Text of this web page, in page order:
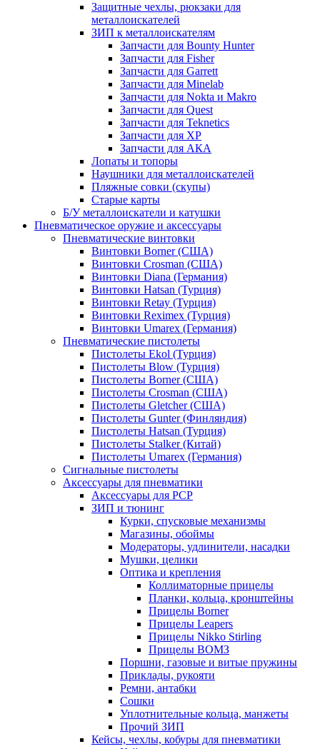
Защитные чехлы, рюкзаки для
металлоискателей
ЗИП к металлоискателям
Запчасти для Bounty Hunter
Запчасти для Fisher
Запчасти для Garrett
Запчасти для Minelab
Запчасти для Nokta и Makro
Запчасти для Quest
Запчасти для Teknetics
Запчасти для XP
Запчасти для АКА
Лопаты и топоры
Наушники для металлоискателей
Пляжные совки (скупы)
Старые карты
Б/У металлоискатели и катушки
Пневматическое оружие и аксессуары
Пневматические винтовки
Винтовки Borner (США)
Винтовки Crosman (США)
Винтовки Diana (Германия)
Винтовки Hatsan (Турция)
Винтовки Retay (Турция)
Винтовки Reximex (Турция)
Винтовки Umarex (Германия)
Пневматические пистолеты
Пистолеты Ekol (Турция)
Пистолеты Blow (Турция)
Пистолеты Borner (США)
Пистолеты Crosman (США)
Пистолеты Gletcher (США)
Пистолеты Gunter (Финляндия)
Пистолеты Hatsan (Турция)
Пистолеты Stalker (Китай)
Пистолеты Umarex (Германия)
Сигнальные пистолеты
Аксессуары для пневматики
Аксессуары для PCP
ЗИП и тюнинг
Курки, спусковые механизмы
Магазины, обоймы
Модераторы, удлинители, насадки
Мушки, целики
Оптика и крепления
Коллиматорные прицелы
Планки, кольца, кронштейны
Прицелы Borner
Прицелы Leapers
Прицелы Nikko Stirling
Прицелы ВОМЗ
Поршни, газовые и витые пружины
Приклады, рукояти
Ремни, антабки
Сошки
Уплотнительные кольца, манжеты
Прочий ЗИП
Кейсы, чехлы, кобуры для пневматики